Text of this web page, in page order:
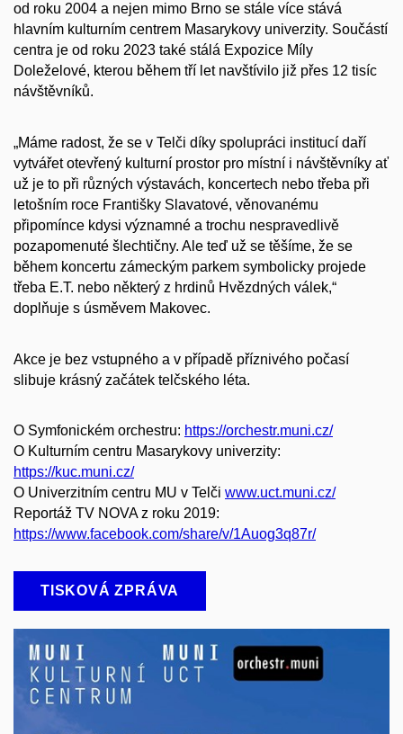
od roku 2004 a nejen mimo Brno se stále více stává
hlavním kulturním centrem Masarykovy univerzity. Součástí
centra je od roku 2023 také stálá Expozice Míly
Doleželové, kterou během tří let navštívilo již přes 12 tisíc
návštěvníků.
„Máme radost, že se v Telči díky spolupráci institucí daří
vytvářet otevřený kulturní prostor pro místní i návštěvníky ať
už je to při různých výstavách, koncertech nebo třeba při
letošním roce Františky Slavatové, věnovanému
připomínce kdysi významné a trochu nespravedlivě
pozapomenuté šlechtičny. Ale teď už se těšíme, že se
během koncertu zámeckým parkem symbolicky projede
třeba E.T. nebo některý z hrdinů Hvězdných válek,“
doplňuje s úsměvem Makovec.
Akce je bez vstupného a v případě příznivého počasí
slibuje krásný začátek telčského léta.
O Symfonickém orchestru: https://orchestr.muni.cz/
O Kulturním centru Masarykovy univerzity:
https://kuc.muni.cz/
O Univerzitním centru MU v Telči www.uct.muni.cz/
Reportáž TV NOVA z roku 2019:
https://www.facebook.com/share/v/1Auog3q87r/
TISKOVÁ ZPRÁVA